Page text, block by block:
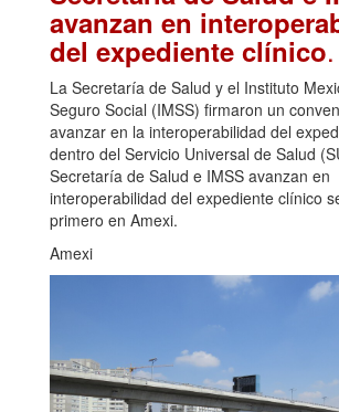
avanzan en
del expediente clínico
La Secretaría de Salud y el Instituto
Seguro Social (IMSS) firmaron un
avanzar en la interoperabilidad del
dentro del Servicio Universal de Salud
Secretaría de Salud e IMSS avanzan en
interoperabilidad del expediente clínico
primero en Amexi.
Amexi